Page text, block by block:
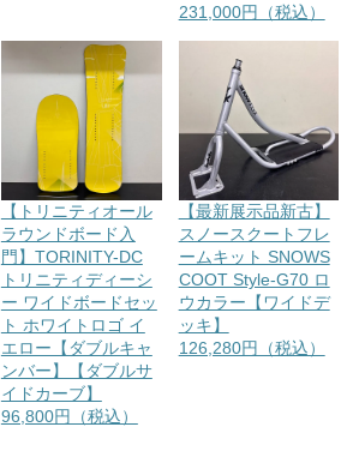
231,000円（税込）
【トリニティオール
ラウンドボード入
門】TORINITY-DC
トリニティディーシ
ー ワイドボードセッ
ト ホワイトロゴ イ
エロー【ダブルキャ
ンバー】【ダブルサ
イドカーブ】
96,800円（税込）
【最新展示品新古】
スノースクートフレ
ームキット SNOWS
COOT Style-G70 ロ
ウカラー【ワイドデ
ッキ】
126,280円（税込）